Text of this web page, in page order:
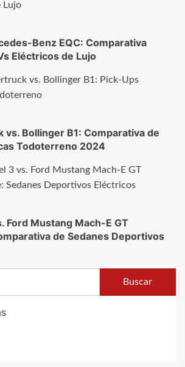
Benz EQC: Comparativa
Eléctricos de Lujo
vs. Bollinger B1: Comparativa de
Todoterreno 2024
Ford Mustang Mach-E GT
de Sedanes Deportivos